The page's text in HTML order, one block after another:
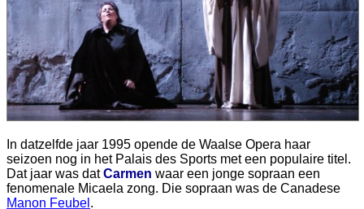
In datzelfde jaar 1995 opende de Waalse Opera haar
seizoen nog in het Palais des Sports met een populaire titel.
Dat jaar was datCarmen waar een jonge sopraan een
fenomenale Micaela zong. Die sopraan was de Canadese
Manon Feubel .